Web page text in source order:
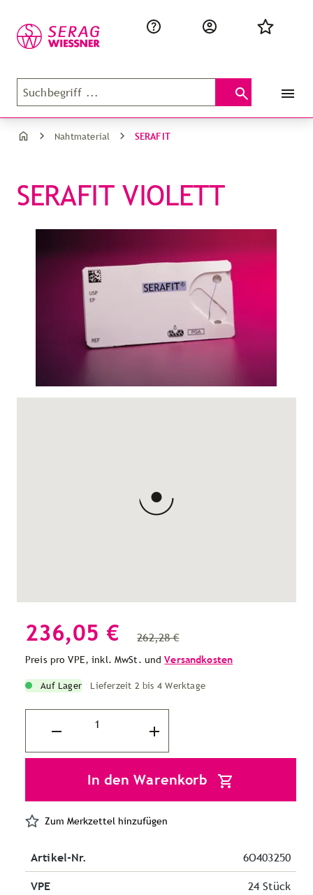
Nahtmaterial SERAFIT
SERAFIT VIOLETT
236,05 € 262,28 €
Preis pro VPE, inkl. MwSt. undVersandkosten
Auf Lager Lieferzeit 2 bis 4 Werktage
In den Warenkorb
Zum Merkzettel hinzufügen
Artikel-Nr. 6O403250
VPE 24 Stück